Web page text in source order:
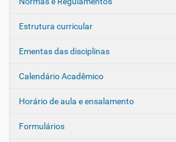
Estrutura curricular
Ementas das disciplinas
Calendário Acadêmico
Horário de aula e ensalamento
Formulários